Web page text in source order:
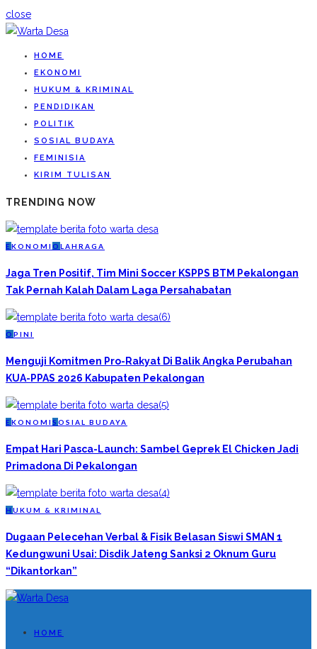
close
HOME
EKONOMI
HUKUM & KRIMINAL
PENDIDIKAN
POLITIK
SOSIAL BUDAYA
FEMINISIA
KIRIM TULISAN
TRENDING NOW
EKONOMI O LAHRAGA
Jaga Tren Positif, Tim Mini Soccer KSPPS BTM Pekalongan
Tak Pernah Kalah Dalam Laga Persahabatan
O PINI
Menguji Komitmen Pro-Rakyat Di Balik Angka Perubahan
KUA-PPAS 2026 Kabupaten Pekalongan
EKONOMI S OSIAL BUDAYA
Empat Hari Pasca-Launch: Sambel Geprek El Chicken Jadi
Primadona Di Pekalongan
H UKUM & KRIMINAL
Dugaan Pelecehan Verbal & Fisik Belasan Siswi SMAN 1
Kedungwuni Usai: Disdik Jateng Sanksi 2 Oknum Guru
“Dikantorkan”
HOME